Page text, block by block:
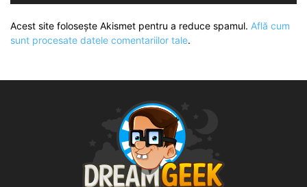
Acest site folosește Akismet pentru a reduce spamul. Află cum
sunt procesate datele comentariilor tale.